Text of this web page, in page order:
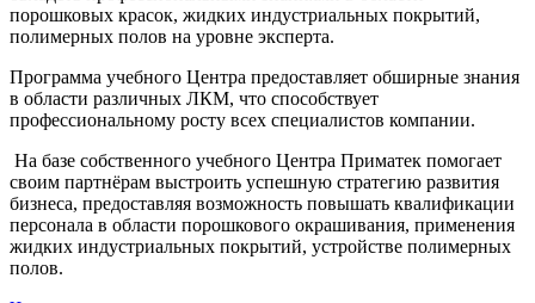
порошковых красок, жидких индустриальных покрытий,
полимерных полов на уровне эксперта.
Программа учебного Центра предоставляет обширные знания
в области различных ЛКМ, что способствует
профессиональному росту всех специалистов компании.
На базе собственного учебного Центра Приматек помогает
своим партнёрам выстроить успешную стратегию развития
бизнеса, предоставляя возможность повышать квалификации
персонала в области порошкового окрашивания, применения
жидких индустриальных покрытий, устройстве полимерных
полов.